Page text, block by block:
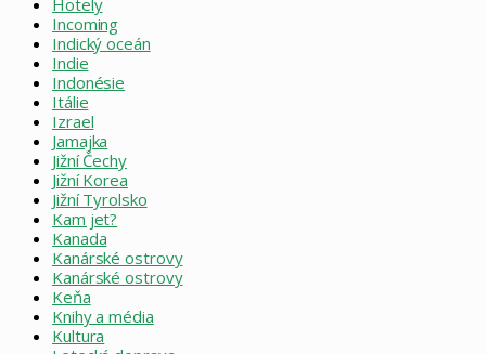
Incoming
Indický oceán
Indie
Indonésie
Itálie
Izrael
Jamajka
Jižní Čechy
Jižní Korea
Jižní Tyrolsko
Kam jet?
Kanada
Kanárské ostrovy
Kanárské ostrovy
Keňa
Knihy a média
Kultura